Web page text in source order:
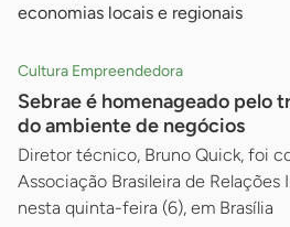
economias locais e regionais
Cultura Empreendedora
Sebrae é homenageado pelo
do ambiente de negócios
Diretor técnico, Bruno Quick, foi
Associação Brasileira de
nesta quinta-feira (6), em Brasília